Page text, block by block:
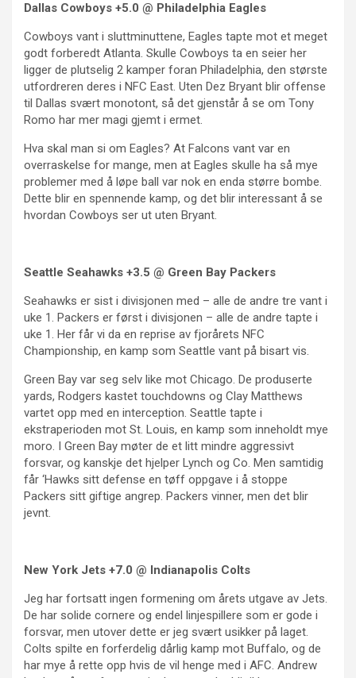
Dallas Cowboys +5.0 @ Philadelphia Eagles
Cowboys vant i sluttminuttene, Eagles tapte mot et meget
godt forberedt Atlanta. Skulle Cowboys ta en seier her
ligger de plutselig 2 kamper foran Philadelphia, den største
utfordreren deres i NFC East. Uten Dez Bryant blir offense
til Dallas svært monotont, så det gjenstår å se om Tony
Romo har mer magi gjemt i ermet.
Hva skal man si om Eagles? At Falcons vant var en
overraskelse for mange, men at Eagles skulle ha så mye
problemer med å løpe ball var nok en enda større bombe.
Dette blir en spennende kamp, og det blir interessant å se
hvordan Cowboys ser ut uten Bryant.
Seattle Seahawks +3.5 @ Green Bay Packers
Seahawks er sist i divisjonen med – alle de andre tre vant i
uke 1. Packers er først i divisjonen – alle de andre tapte i
uke 1. Her får vi da en reprise av fjorårets NFC
Championship, en kamp som Seattle vant på bisart vis.
Green Bay var seg selv like mot Chicago. De produserte
yards, Rodgers kastet touchdowns og Clay Matthews
vartet opp med en interception. Seattle tapte i
ekstraperioden mot St. Louis, en kamp som inneholdt mye
moro. I Green Bay møter de et litt mindre aggressivt
forsvar, og kanskje det hjelper Lynch og Co. Men samtidig
får ‘Hawks sitt defense en tøff oppgave i å stoppe
Packers sitt giftige angrep. Packers vinner, men det blir
jevnt.
New York Jets +7.0 @ Indianapolis Colts
Jeg har fortsatt ingen formening om årets utgave av Jets.
De har solide cornere og endel linjespillere som er gode i
forsvar, men utover dette er jeg svært usikker på laget.
Colts spilte en forferdelig dårlig kamp mot Buffalo, og de
har mye å rette opp hvis de vil henge med i AFC. Andrew